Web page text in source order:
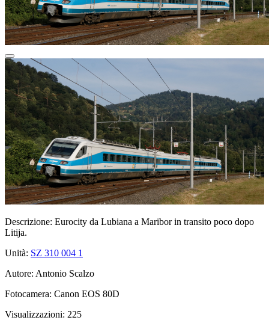
Descrizione: Eurocity da Lubiana a Maribor in transito poco dopo
Litija.
Unità: SZ 310 004 1
Autore: Antonio Scalzo
Fotocamera: Canon EOS 80D
Visualizzazioni: 225